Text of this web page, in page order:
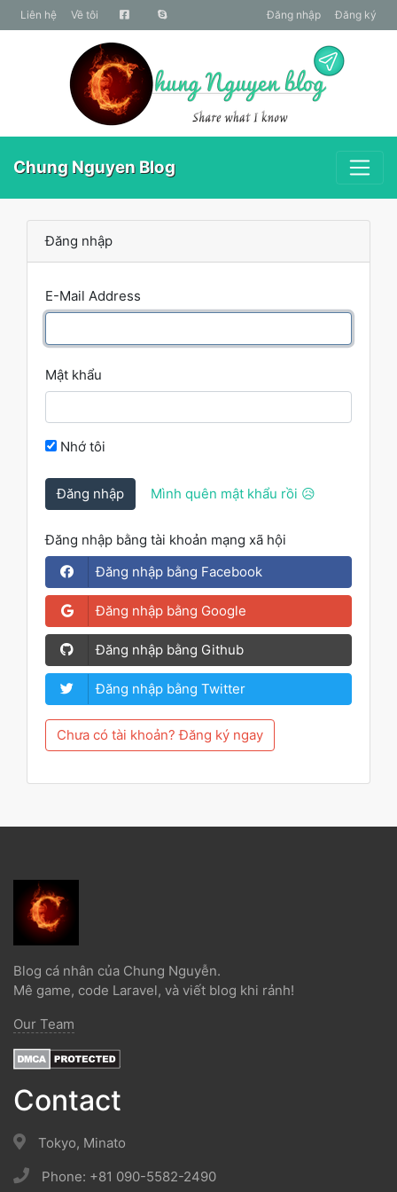
liên hệ Về tôi Đăng nhập Đăng ký
Chung Nguyen Blog
Đăng nhập
E-Mail Address
Mật khẩu
Nhớ tôi
Đăng nhập Mình quên mật khẩu rồi 😥
Đăng nhập bằng tài khoản mạng xã hội
Đăng nhập bằng Facebook
Đăng nhập bằng Google
Đăng nhập bằng Github
Đăng nhập bằng Twitter
Chưa có tài khoản? Đăng ký ngay
Blog cá nhân của Chung Nguyễn.
Mê game, code Laravel, và viết blog khi rảnh!
Our Team
Contact
Tokyo, Minato
Phone: +81 090-5582-2490